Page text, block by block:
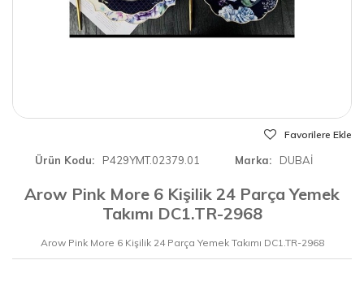
Favorilere Ekle
Ürün Kodu P429YMT.02379.01 Marka DUBAİ
Arow Pink More 6 Kişilik 24 Parça Yemek
Takımı DC1.TR-2968
Arow Pink More 6 Kişilik 24 Parça Yemek Takımı DC1.TR-2968